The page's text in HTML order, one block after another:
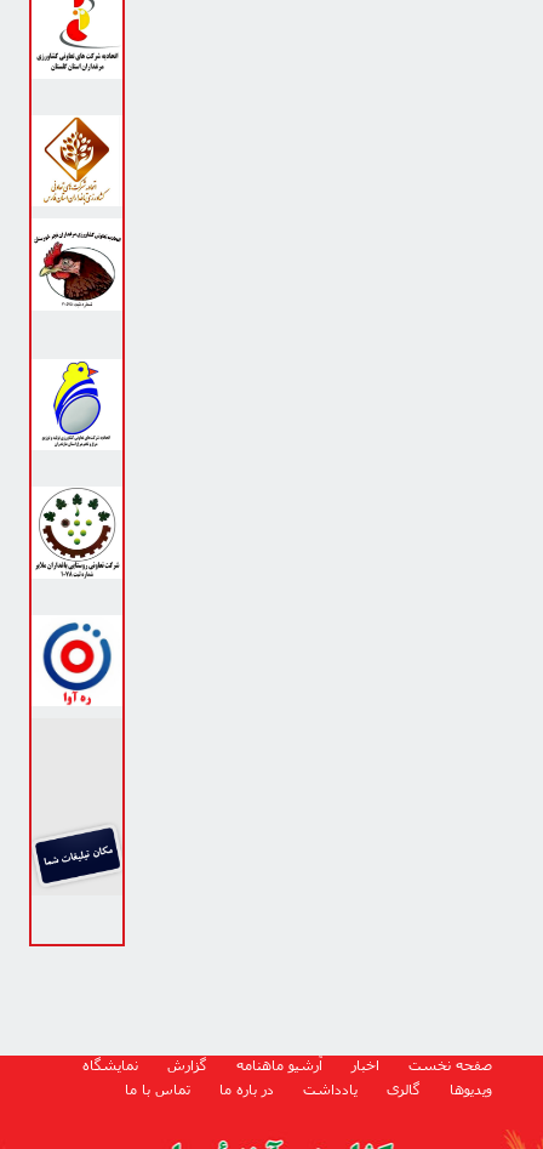
صفحه نخست اخبار آرشیو ماهنامه گزارش
نمایشگاه
ویدیوها
گالری یادداشت در باره ما تماس با ما